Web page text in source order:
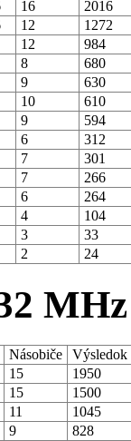
16
2016
12
1272
12
984
8
680
9
630
10
610
9
594
6
312
7
301
7
266
6
264
4
104
3
33
2 24
MHz
Násobiče
Výsledok
15
1950
15
1500
11
1045
9
828